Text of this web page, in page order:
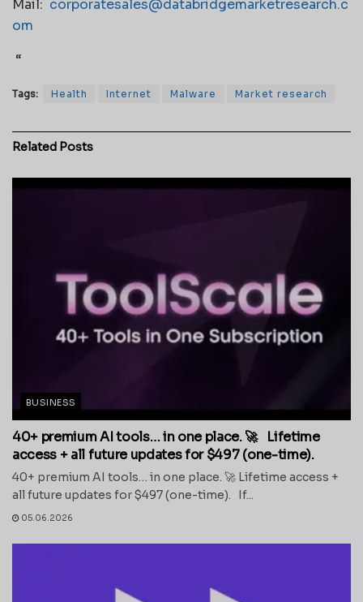
Mail: corporatesales@databridgemarketresearch.c
om
“
Tags: Health Internet Malware Market research
Related Posts
BUSINESS
40+ premium AI tools… in one place. 🚀 Lifetime
access + all future updates for $497 (one-time).
40+ premium AI tools… in one place. 🚀 Lifetime access +
all future updates for $497 (one-time). If...
05.06.2026